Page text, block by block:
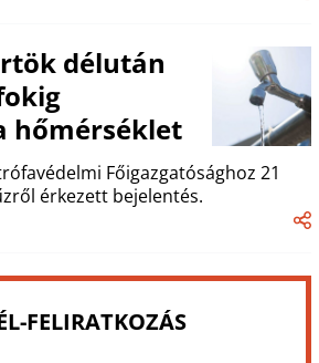
délután
hőmérséklet
Főigazgatósághoz 21
érkezett bejelentés.
FELIRATKOZÁS